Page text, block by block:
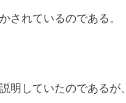
されているのである。
明していたのであるが、